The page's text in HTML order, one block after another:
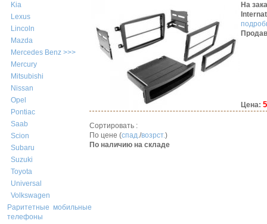
Kia
Lexus
Lincoln
Mazda
Mercedes Benz >>>
Mercury
Mitsubishi
Nissan
Opel
Pontiac
Saab
Scion
Subaru
Suzuki
Toyota
Universal
Volkswagen
Раритетные мобильные
телефоны
На
Цена:
Сортировать :
По цене (спад./возрст.)
По наличию на складе